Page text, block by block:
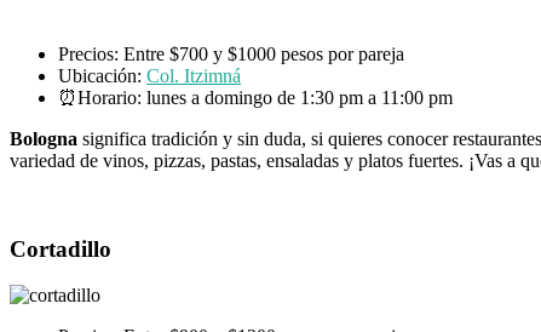
Precios: Entre $700 y $1000 pesos por pareja
Ubicación: Col. Itzimná
⏰Horario: lunes a domingo de 1:30 pm a 11:00 pm
Bologna significa tradición y sin duda, si quieres conocer
variedad de vinos, pizzas, pastas, ensaladas y platos fuertes. ¡Vas a
Cortadillo